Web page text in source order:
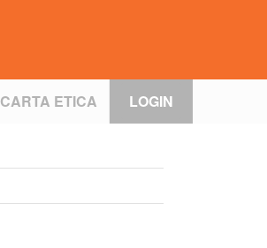
CARTA ETICA LOGIN